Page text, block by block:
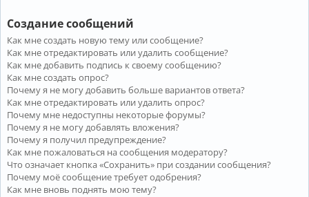
Создание сообщений
Как мне создать новую тему или сообщение?
Как мне отредактировать или удалить сообщение?
Как мне добавить подпись к своему сообщению?
Как мне создать опрос?
Почему я не могу добавить больше вариантов ответа?
Как мне отредактировать или удалить опрос?
Почему мне недоступны некоторые форумы?
Почему я не могу добавлять вложения?
Почему я получил предупреждение?
Как мне пожаловаться на сообщения модератору?
Что означает кнопка «Сохранить» при создании сообщения?
Почему моё сообщение требует одобрения?
Как мне вновь поднять мою тему?